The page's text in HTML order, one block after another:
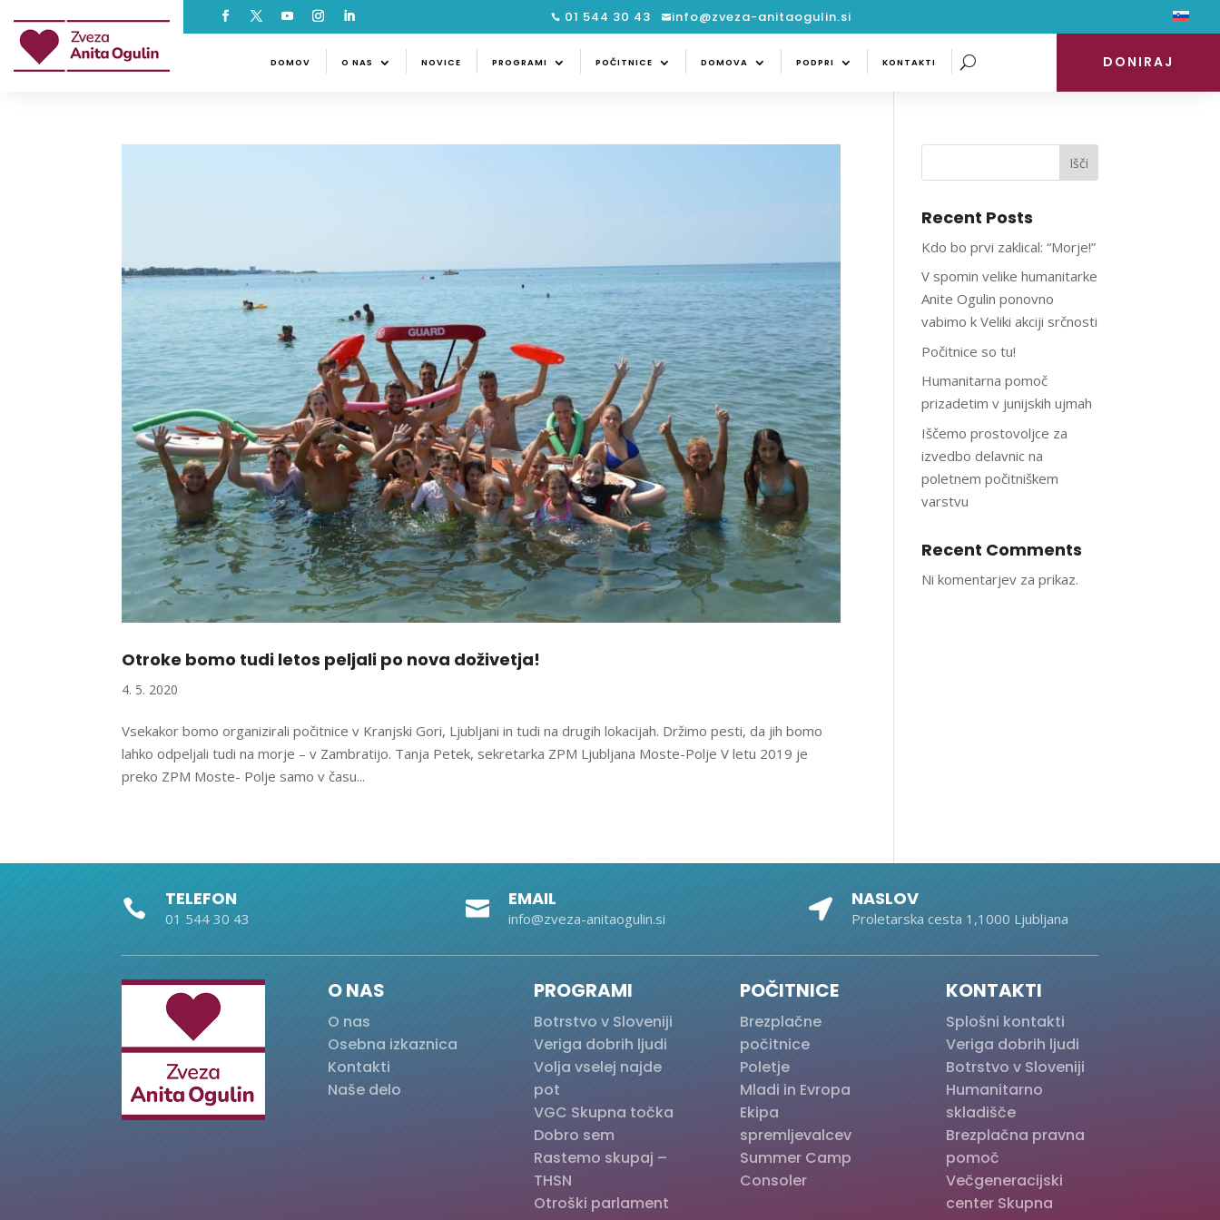
 01 544 30 43  info@zveza-anitaogulin.si
DONIRAJ
DOMOV O NAS NOVICE PROGRAMI POČITNICE DOMOVA PODPRI KONTAKTI
DOMOV O NAS NOVICE PROGRAMI POČITNICE DOMOVA PODPRI KONTAKTI DONIRAJ
Otroke bomo tudi letos peljali po nova doživetja!
4. 5. 2020
Vsekakor bomo organizirali počitnice v Kranjski Gori, Ljubljani in tudi na drugih lokacijah. Držimo pesti, da jih bomo
lahko odpeljali tudi na morje – v Zambratijo. Tanja Petek, sekretarka ZPM Ljubljana Moste-Polje V letu 2019 je
preko ZPM Moste- Polje samo v času...
Išči
Recent Posts
Kdo bo prvi zaklical: “Morje!”
V spomin velike humanitarke
Anite Ogulin ponovno
vabimo k Veliki akciji srčnosti
Počitnice so tu!
Humanitarna pomoč
prizadetim v junijskih ujmah
Iščemo prostovoljce za
izvedbo delavnic na
poletnem počitniškem
varstvu
Recent Comments
Ni komentarjev za prikaz.
 TELEFON
01 544 30 43  EMAIL
info@zveza-anitaogulin.si  NASLOV
Proletarska cesta 1,1000 Ljubljana
O NAS
O nas
Osebna izkaznica
Kontakti
Naše delo
PROGRAMI
Botrstvo v Sloveniji
Veriga dobrih ljudi
Volja vselej najde
pot
VGC Skupna točka
Dobro sem
Rastemo skupaj –
THSN
Otroški parlament
POČITNICE
Brezplačne
počitnice
Poletje
Mladi in Evropa
Ekipa
spremljevalcev
Summer Camp
Consoler
KONTAKTI
Splošni kontakti
Veriga dobrih ljudi
Botrstvo v Sloveniji
Humanitarno
skladišče
Brezplačna pravna
pomoč
Večgeneracijski
center Skupna